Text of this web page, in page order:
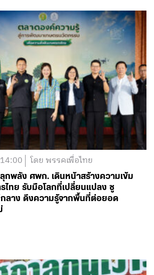
โดย พรรคเพื่อไทย
ลุกพลัง ศพก. เดินหน้าสร้างความเข้ม
ไทย รับมือโลกที่เปลี่ยนแปลง ชู
กลาง ดึงความรู้จากพื้นที่ต่อยอด